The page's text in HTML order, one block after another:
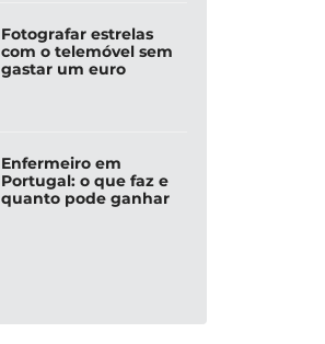
Fotografar estrelas
com o telemóvel sem
gastar um euro
Enfermeiro em
Portugal: o que faz e
quanto pode ganhar